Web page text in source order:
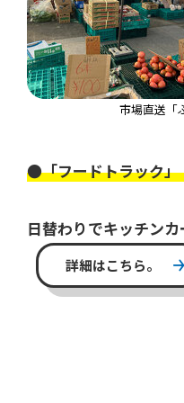
市場直送「
●「フードトラック
日替わりでキッチンカ
詳細はこちら。